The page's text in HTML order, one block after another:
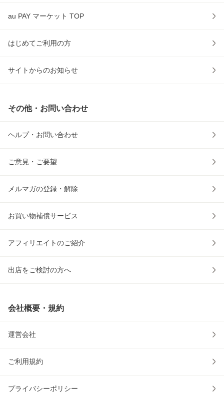
au PAY マーケット TOP
はじめてご利用の方
サイトからのお知らせ
その他・お問い合わせ
ヘルプ・お問い合わせ
ご意見・ご要望
メルマガの登録・解除
お買い物補償サービス
アフィリエイトのご紹介
出店をご検討の方へ
会社概要・規約
運営会社
ご利用規約
プライバシーポリシー